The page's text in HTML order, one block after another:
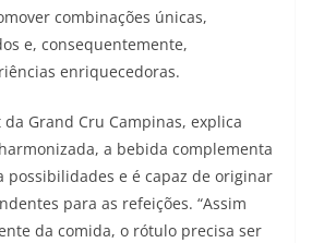
combinações únicas,
e, consequentemente,
enriquecedoras.
Grand Cru Campinas, explica
a bebida complementa
possibilidades e é capaz de originar
para as refeições. “Assim
da comida, o rótulo precisa ser